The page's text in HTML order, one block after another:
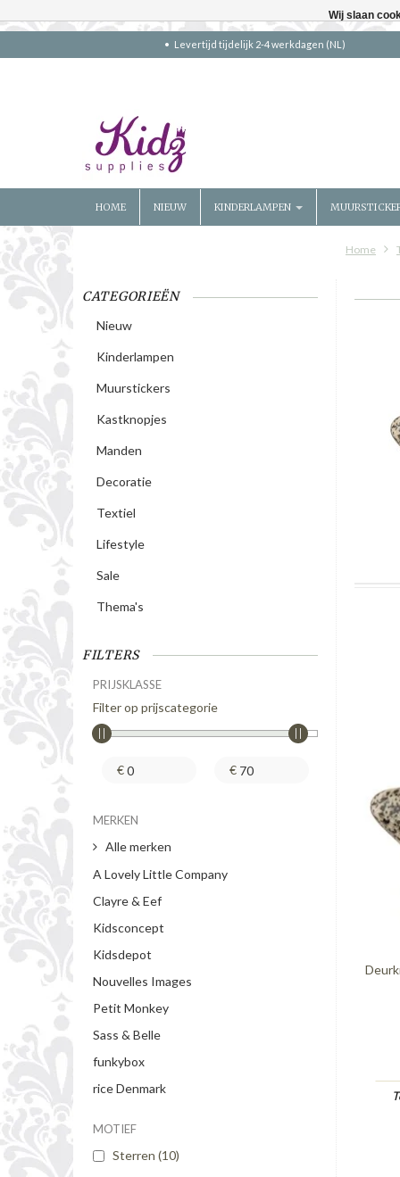
Levertijd tijdelijk 2-4 werkdagen (NL)
HOME NIEUW KINDERLAMPEN
Home
CATEGORIEËN
Nieuw
Kinderlampen
Muurstickers
Kastknopjes
Manden
Decoratie
Textiel
Lifestyle
Sale
Thema's
FILTERS
PRIJSKLASSE
Filter op prijscategorie
€ €
MERKEN
Alle merken
A Lovely Little Company
Clayre & Eef
Kidsconcept
Kidsdepot
Nouvelles Images
Petit Monkey
Sass & Belle
funkybox
rice Denmark
MOTIEF
Sterren (10)
Wij slaan